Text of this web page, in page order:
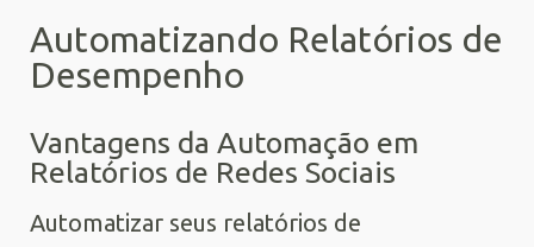
Automatizando Relatórios de
Desempenho
Vantagens da Automação em
Relatórios de Redes Sociais
Automatizar seus relatórios de